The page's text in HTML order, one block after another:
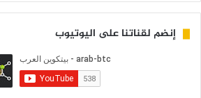
إنضم لقناتنا على اليوتيوب